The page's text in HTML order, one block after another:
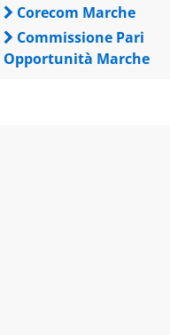
Corecom Marche
Commissione Pari
Opportunità Marche